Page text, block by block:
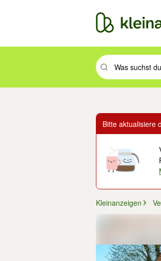
Suchbegriff
Bitte aktualisiere
Kleinanzeigen